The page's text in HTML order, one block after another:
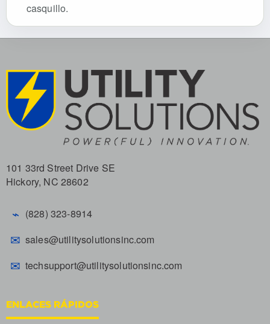
casquillo.
101 33rd Street Drive SE
Hickory, NC 28602
⌁ (828) 323-8914
✉ sales@utilitysolutionsinc.com
✉ techsupport@utilitysolutionsinc.com
ENLACES RÁPIDOS